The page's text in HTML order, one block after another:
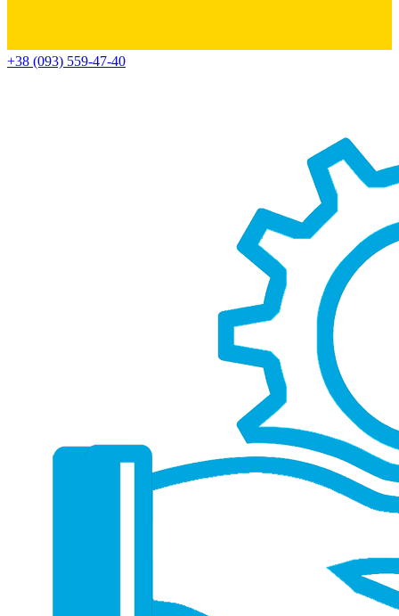
+38 (093) 559-47-40